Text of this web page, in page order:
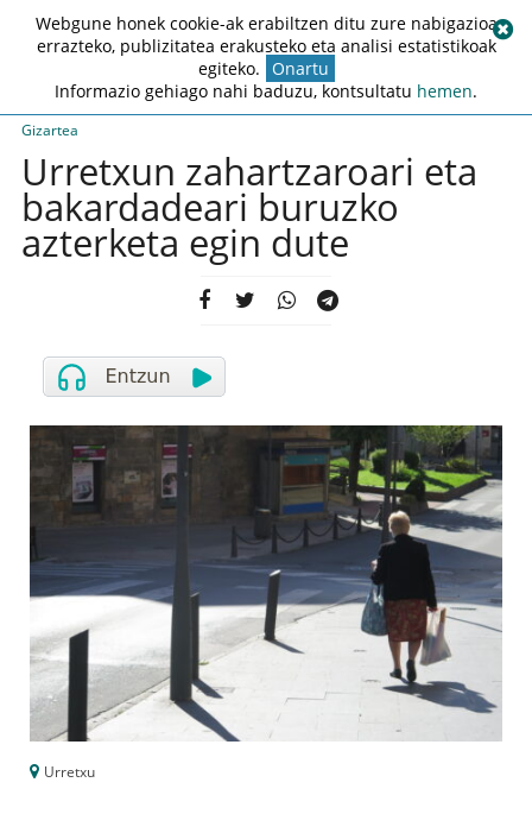
Gizartea
Urretxun zahartzaroari eta
bakardadeari buruzko
azterketa egin dute
Urretxu
Webgune honek cookie-ak erabiltzen ditu zure nabigazioa
errazteko, publizitatea erakusteko eta analisi estatistikoak
egiteko. Onartu
Informazio gehiago nahi baduzu, kontsultatu hemen.